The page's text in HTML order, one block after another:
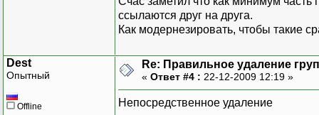
КонецПроцедуры
//Определяем какой
ТипОбъекта =
ВидОбъекта =
//Помечаем на удаление
Если ТипОбъекта =
ссылаются друг на друга.
Как модернезировать, чтобы такие
Dest
Опытный
Offline
Re: Правильное удаление
« Ответ #4 : 22-12-2009 12:19 »
Непосредственное удаление